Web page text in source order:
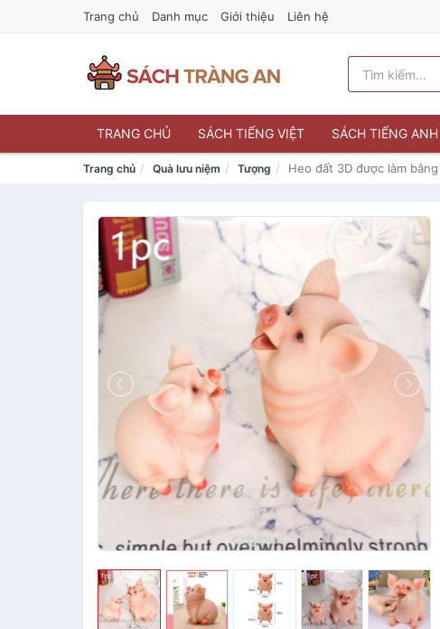
Trang chủ Danh mục Giới thiệu Liên hệ
TRANG CHỦ SÁCH TIẾNG VIỆT SÁCH TIẾNG ANH
Trang chủ Quà lưu niệm Tượng Heo đất 3D được làm